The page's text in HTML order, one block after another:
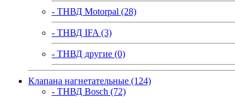
- ТНВД Motorpal (28)
- ТНВД IFA (3)
- ТНВД другие (0)
Клапана нагнетательные (124)
- ТНВД Bosch (72)